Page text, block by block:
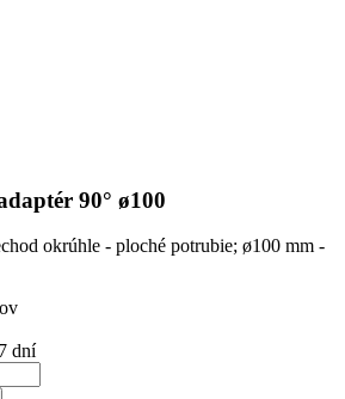
90° ø100
okrúhle - ploché potrubie; ø100 mm -
dní